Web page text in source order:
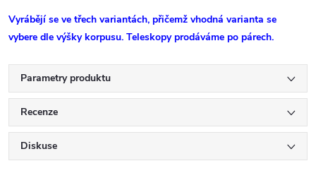
Vyrábějí se ve třech variantách, přičemž vhodná varianta se
vybere dle výšky korpusu. Teleskopy prodáváme po párech.
Parametry produktu
Recenze
Diskuse